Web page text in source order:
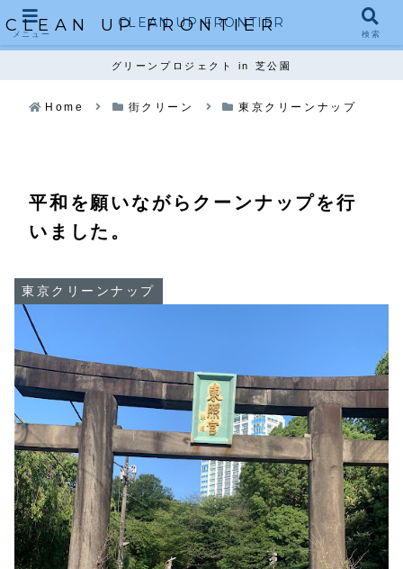
CLEAN UP FRONTIER
グリーンプロジェクト in 芝公園
Home 街クリーン 東京クリーンナップ
平和を願いながらクーンナップを行
いました。
東京クリーンナップ
メニュー
CLEAN UP FRONTIER
検索